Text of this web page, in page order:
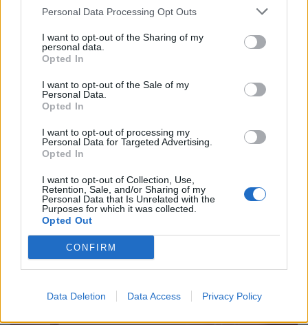
Personal Data Processing Opt Outs
I want to opt-out of the Sharing of my
personal data.
Opted In
I want to opt-out of the Sale of my
Personal Data.
Opted In
I want to opt-out of processing my
Personal Data for Targeted Advertising.
Opted In
I want to opt-out of Collection, Use,
Retention, Sale, and/or Sharing of my
Personal Data that Is Unrelated with the
Purposes for which it was collected.
Opted Out
CONFIRM
Data Deletion Data Access Privacy Policy
30 Jun 2026
El aumento del 52% de plazas MIR no corrige el déficit
de médicos en especialidades y territorios clave según
el Instituto Coordenadas